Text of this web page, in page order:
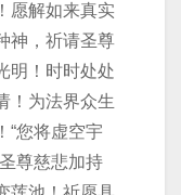
愿解如来真实
神，祈请圣尊
明！时时处处
！为法界众生
“您将虚空宇
尊慈悲加持